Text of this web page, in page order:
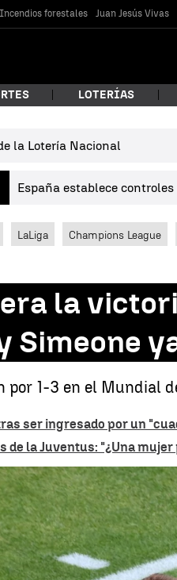
Incendios forestales Juan Jesús Vivas
¿Qué estás
Buscar
LOTERÍAS
la Lotería Nacional
España establece
LaLiga Champions League
la
Simeone
por 1-3 en el Mundial
ser ingresado por un
de la Juventus: "¿Una